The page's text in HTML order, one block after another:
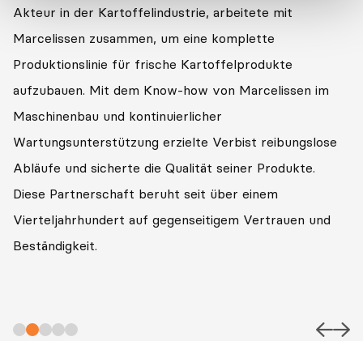
Akteur in der Kartoffelindustrie, arbeitete mit
Marcelissen zusammen, um eine komplette
Produktionslinie für frische Kartoffelprodukte
aufzubauen. Mit dem Know-how von Marcelissen im
Maschinenbau und kontinuierlicher
Wartungsunterstützung erzielte Verbist reibungslose
Abläufe und sicherte die Qualität seiner Produkte.
Diese Partnerschaft beruht seit über einem
Vierteljahrhundert auf gegenseitigem Vertrauen und
Beständigkeit.